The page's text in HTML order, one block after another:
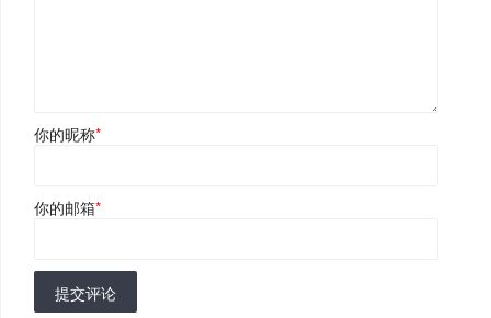
你的昵称*
你的邮箱*
提交评论